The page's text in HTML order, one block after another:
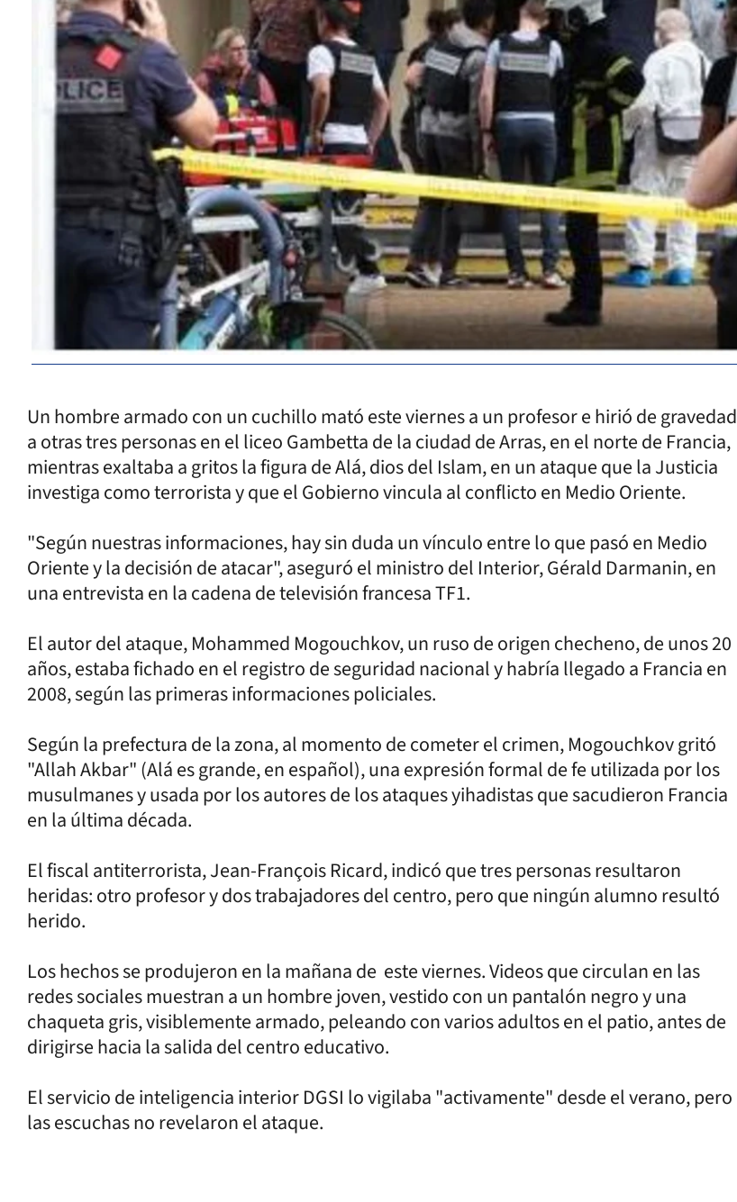
Un hombre armado con un cuchillo mató este viernes a un profesor e hirió de gravedad
a otras tres personas en el liceo Gambetta de la ciudad de Arras, en el norte de Francia,
mientras exaltaba a gritos la figura de Alá, dios del Islam, en un ataque que la Justicia
investiga como terrorista y que el Gobierno vincula al conflicto en Medio Oriente.
"Según nuestras informaciones, hay sin duda un vínculo entre lo que pasó en Medio
Oriente y la decisión de atacar", aseguró el ministro del Interior, Gérald Darmanin, en
una entrevista en la cadena de televisión francesa TF1.
El autor del ataque, Mohammed Mogouchkov, un ruso de origen checheno, de unos 20
años, estaba fichado en el registro de seguridad nacional y habría llegado a Francia en
2008, según las primeras informaciones policiales.
Según la prefectura de la zona, al momento de cometer el crimen, Mogouchkov gritó
"Allah Akbar" (Alá es grande, en español), una expresión formal de fe utilizada por los
musulmanes y usada por los autores de los ataques yihadistas que sacudieron Francia
en la última década.
El fiscal antiterrorista, Jean-François Ricard, indicó que tres personas resultaron
heridas: otro profesor y dos trabajadores del centro, pero que ningún alumno resultó
herido.
Los hechos se produjeron en la mañana de este viernes. Videos que circulan en las
redes sociales muestran a un hombre joven, vestido con un pantalón negro y una
chaqueta gris, visiblemente armado, peleando con varios adultos en el patio, antes de
dirigirse hacia la salida del centro educativo.
El servicio de inteligencia interior DGSI lo vigilaba "activamente" desde el verano, pero
las escuchas no revelaron el ataque.